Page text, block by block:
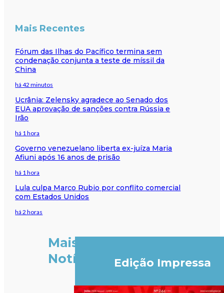
Mais Recentes
Fórum das Ilhas do Pacífico termina sem
condenação conjunta a teste de míssil da
China
há 42 minutos
Ucrânia: Zelensky agradece ao Senado dos
EUA aprovação de sanções contra Rússia e
Irão
há 1 hora
Governo venezuelano liberta ex-juíza Maria
Afiuni após 16 anos de prisão
há 1 hora
Lula culpa Marco Rubio por conflito comercial
com Estados Unidos
há 2 horas
Mais
Notícias
Edição Impressa